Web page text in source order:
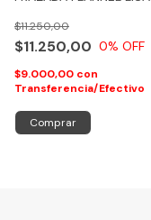
$11.250,00
$11.250,00
0% OFF
$9.000,00 con
Transferencia/Efectivo
Comprar